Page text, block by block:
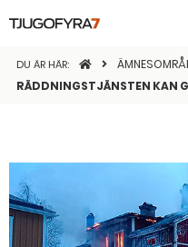
DU ÄR HÄR: STARTSIDAN
RÄDDNINGSTJÄNSTEN KAN